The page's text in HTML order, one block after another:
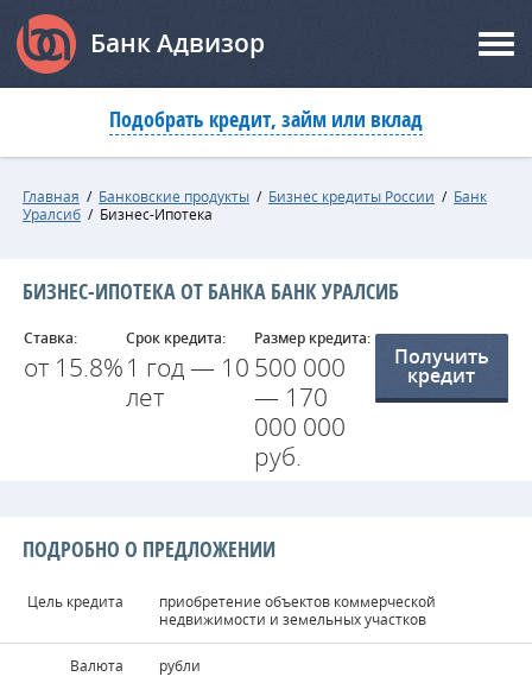
Банк Адвизор
Подобрать кредит, займ или вклад
Главная / Банковские продукты / Бизнес кредиты России / Банк
Уралсиб / Бизнес-Ипотека
БИЗНЕС-ИПОТЕКА ОТ БАНКА БАНК УРАЛСИБ
Ставка:
от 15.8%
Срок кредита:
1 год — 10
лет
Размер кредита:
500 000
— 170
000 000
руб.
Получить
кредит
ПОДРОБНО О ПРЕДЛОЖЕНИИ
Цель кредита
приобретение объектов коммерческой
недвижимости и земельных участков
Валюта рубли